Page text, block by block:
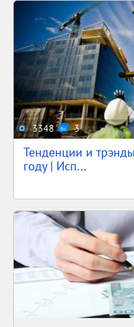
3348 3
Тенденции и
году | Исп...